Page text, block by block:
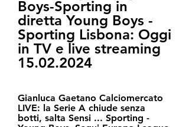
Boys-Sporting in
diretta Young Boys -
Sporting Lisbona: Oggi
in TV e live streaming
15.02.2024
Gianluca Gaetano Calciomercato
LIVE: la Serie A chiude senza
botti, salta Sensi ... Sporting -